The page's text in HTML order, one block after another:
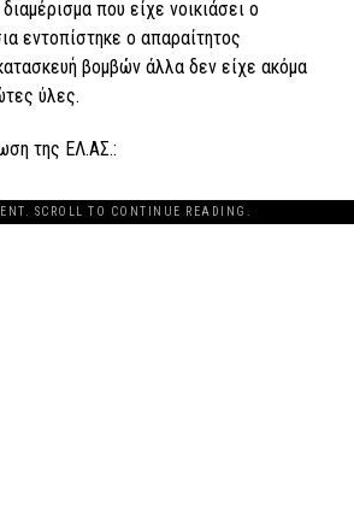
που είχε νοικιάσει ο
εντοπίστηκε ο απαραίτητος
βομβών άλλα δεν είχε ακόμα
ύλες.
της ΕΛ.ΑΣ.:
SCROLL TO CONTINUE READING.